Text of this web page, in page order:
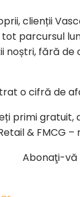
clienții
parcursul
noștri, fără
o cifră de
primi gratuit,
& FMCG
Abonaţi-vă